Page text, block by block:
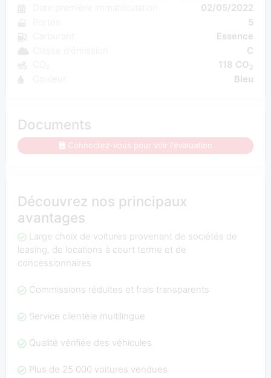
02/05/2022
5
Essence
C
118 CO2
Bleu
Documents
Connectez-vous pour voir l'évaluation
Découvrez nos principaux
avantages
Large choix de voitures provenant de sociétés de
leasing, de locations à court terme et de
concessionnaires
Commissions réduites et frais transparents
Service clientèle multilingue
Qualité vérifiée des véhicules
Plus de 25 000 voitures vendues